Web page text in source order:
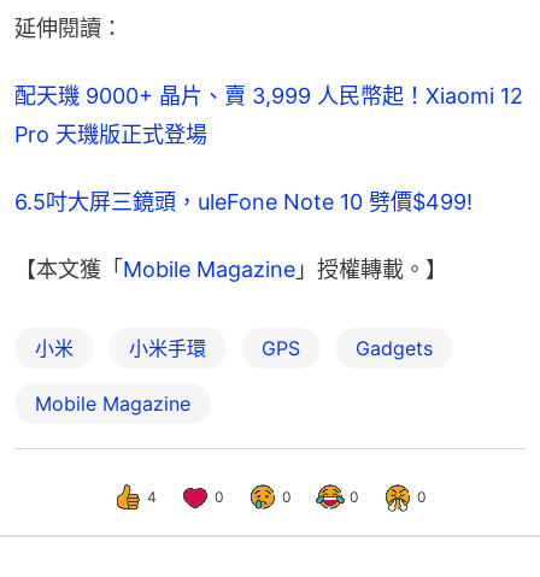
延伸閱讀：
配天璣 9000+ 晶片、賣 3,999 人民幣起！Xiaomi 12
Pro 天璣版正式登場
6.5吋大屏三鏡頭，uleFone Note 10 劈價$499!
【本文獲「 Mobile Magazine 」授權轉載。】
小米 小米手環 GPS Gadgets
Mobile Magazine
4 0 0 0 0